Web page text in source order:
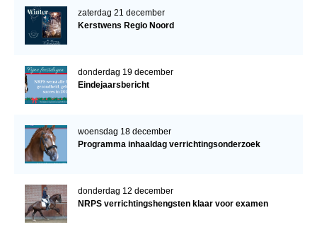
zaterdag 21 december
Kerstwens Regio Noord
donderdag 19 december
Eindejaarsbericht
woensdag 18 december
Programma inhaaldag verrichtingsonderzoek
donderdag 12 december
NRPS verrichtingshengsten klaar voor examen